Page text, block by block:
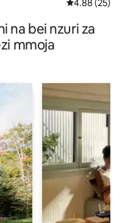
Ukadiriaji wa
4.88 (25)
na bei nzuri za
mmoja